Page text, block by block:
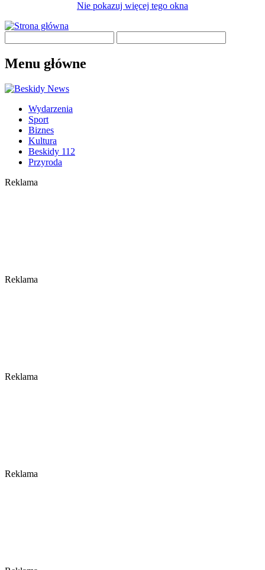
Nie pokazuj więcej tego okna
Menu główne
Wydarzenia
Sport
Biznes
Kultura
Beskidy 112
Przyroda
Reklama
Reklama
Reklama
Reklama